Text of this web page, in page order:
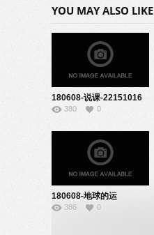
YOU MAY ALSO LIKE
180608-说课-22151016
380 0
180608-地球的运
动-22151026
386 0